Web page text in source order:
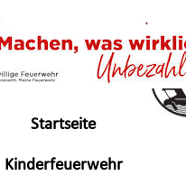
Startseite
Kinderfeuerwehr